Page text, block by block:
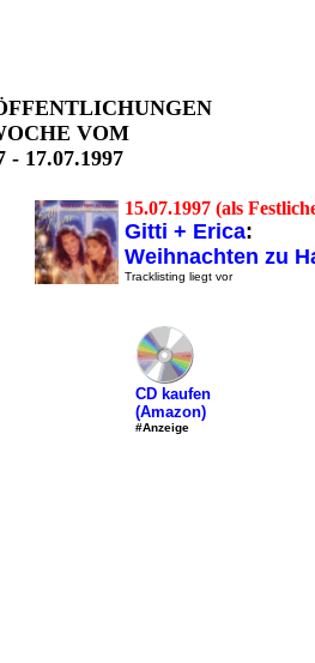
VOM
- 17.07.1997
15.07.1997 (als
Gitti + Erica:
Weihnachten zu
Tracklisting liegt vor
CD kaufen
(Amazon)
#Anzeige